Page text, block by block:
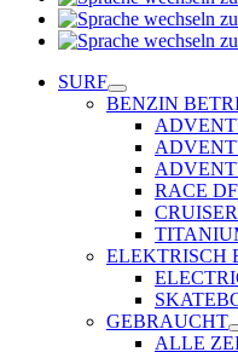
SURF
BENZIN
RACE
ELEKTRISCH
GEBRAUCHT
ALLE